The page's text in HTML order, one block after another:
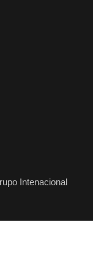
Intenacional